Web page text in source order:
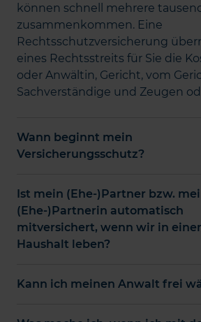
können schnell mehrere
zusammenkommen. Eine
Rechtsschutzversicherung
eines Rechtsstreits für Sie die
oder Anwältin, Gericht, vom
Sachverständige und Zeugen
Wann beginnt mein
Versicherungsschutz?
Ist mein (Ehe-)Partner bzw.
(Ehe-)Partnerin automatisch
mitversichert, wenn wir in
Haushalt leben?
Kann ich meinen Anwalt frei